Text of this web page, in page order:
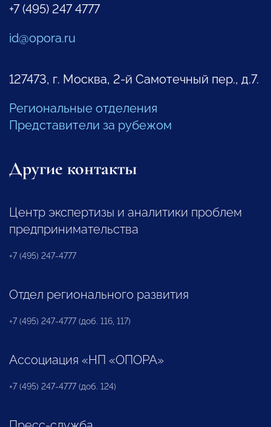
+7 (495) 247 4777
id@opora.ru
127473, г. Москва, 2-й Самотечный пер., д.7.
Региональные отделения
Представители за рубежом
Другие контакты
Центр экспертизы и аналитики проблем
предпринимательства
+7 (495) 247-4777
Отдел регионального развития
+7 (495) 247-4777 (доб. 116, 117)
Ассоциация «НП «ОПОРА»
+7 (495) 247-4777 (доб. 124)